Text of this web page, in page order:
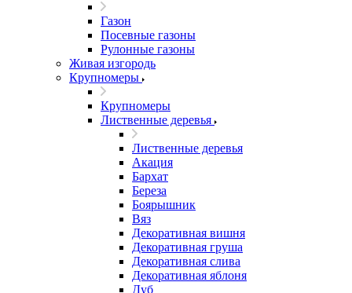
Газон
Посевные газоны
Рулонные газоны
Живая изгородь
Крупномеры
Крупномеры
Лиственные деревья
Лиственные деревья
Акация
Бархат
Береза
Боярышник
Вяз
Декоративная вишня
Декоративная груша
Декоративная слива
Декоративная яблоня
Дуб